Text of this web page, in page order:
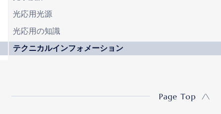
光応用光源
光応用の知識
テクニカルインフォメーション
Page Top